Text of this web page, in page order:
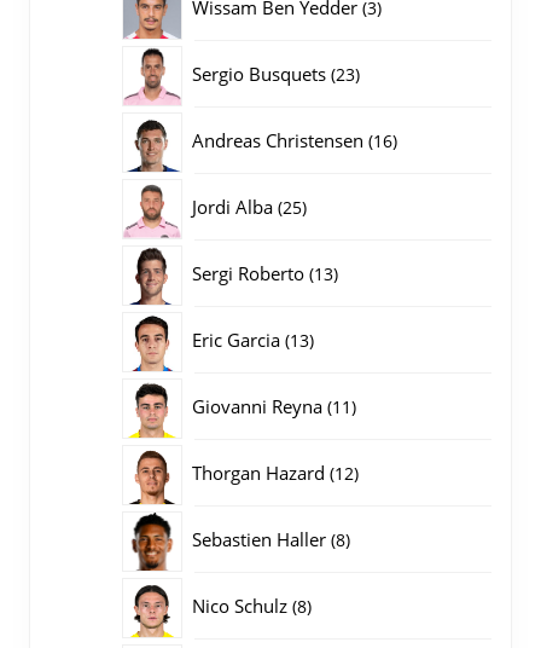
Wissam Ben Yedder 3
Sergio Busquets 2323
Andreas Christensen 1616
Jordi Alba 2525
Sergi Roberto 1313
Eric Garcia 1313
Giovanni Reyna 1111
Thorgan Hazard 1212
Sebastien Haller 88
Nico Schulz 88